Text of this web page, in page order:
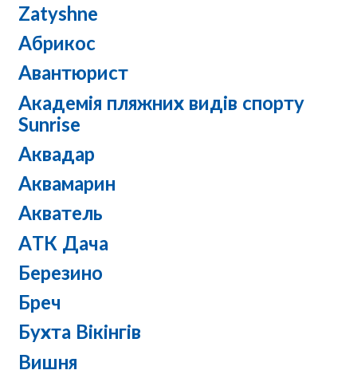
Zatyshne
Абрикос
Авантюрист
Академія пляжних видів спорту
Sunrise
Аквадар
Аквамарин
Акватель
АТК Дача
Березино
Бреч
Бухта Вікінгів
Вишня